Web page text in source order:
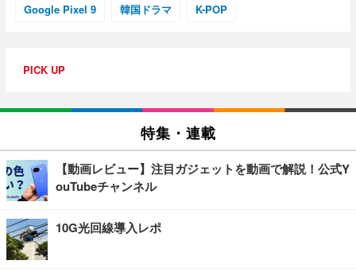
Google Pixel 9 韓国ドラマ K-POP
PICK UP
特集・連載
【動画レビュー】注目ガジェットを動画で解説！公式Y
ouTubeチャンネル
10G光回線導入レポ